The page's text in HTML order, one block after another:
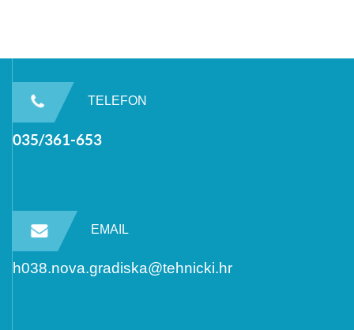
TELEFON
035/361-653
EMAIL
h038.nova.gradiska@tehnicki.hr